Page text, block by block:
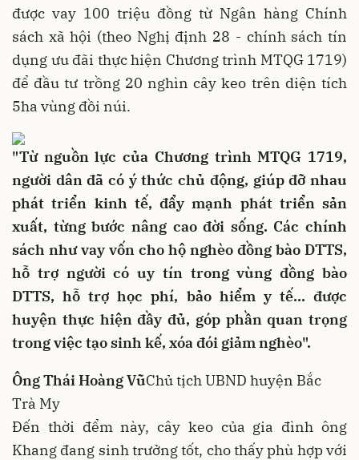
được vay 100 triệu đồng từ Ngân hàng Chính
sách xã hội (theo Nghị định 28 - chính sách tín
dụng ưu đãi thực hiện Chương trình MTQG 1719)
để đầu tư trồng 20 nghìn cây keo trên diện tích
5ha vùng đồi núi.
"Từ nguồn lực của Chương trình MTQG 1719,
người dân đã có ý thức chủ động, giúp đỡ nhau
phát triển kinh tế, đẩy mạnh phát triển sản
xuất, từng bước nâng cao đời sống. Các chính
sách như vay vốn cho hộ nghèo đồng bào DTTS,
hỗ trợ người có uy tín trong vùng đồng bào
DTTS, hỗ trợ học phí, bảo hiểm y tế… được
huyện thực hiện đầy đủ, góp phần quan trọng
trong việc tạo sinh kế, xóa đói giảm nghèo".
Ông Thái Hoàng VũChủ tịch UBND huyện Bắc
Trà My
Đến thời đểm này, cây keo của gia đình ông
Khang đang sinh trưởng tốt, cho thấy phù hợp với